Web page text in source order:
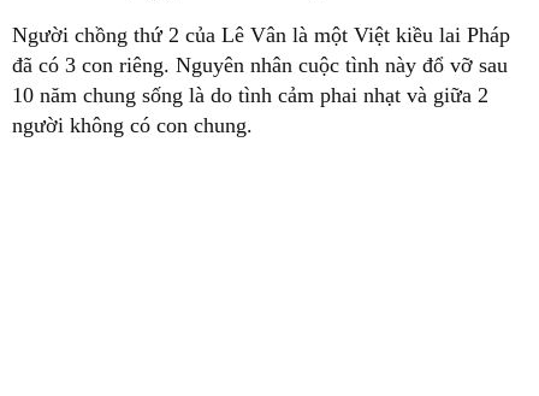
Người chồng thứ 2 của Lê Vân là một Việt kiều lai Pháp
đã có 3 con riêng. Nguyên nhân cuộc tình này đổ vỡ sau
10 năm chung sống là do tình cảm phai nhạt và giữa 2
người không có con chung.